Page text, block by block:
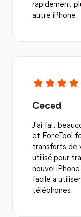
rapidement
autre iPhone.
Ceced
J'ai fait
et FoneTool
transferts de
utilisé pour
nouvel
facile à
téléphones.